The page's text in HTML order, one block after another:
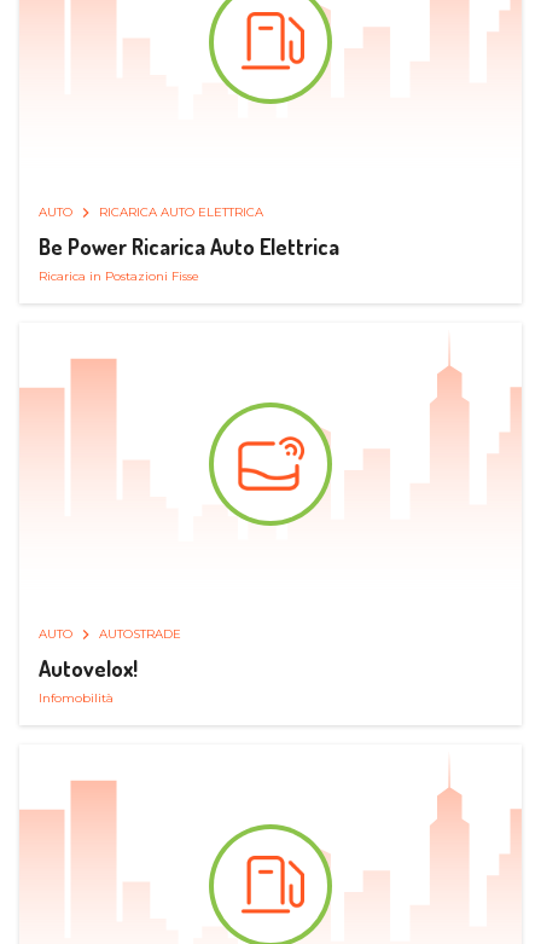
AUTO RICARICA AUTO ELETTRICA
Be Power Ricarica Auto Elettrica
Ricarica in Postazioni Fisse
AUTO AUTOSTRADE
Autovelox!
Infomobilità